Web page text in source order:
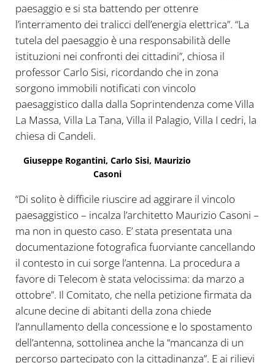
paesaggio e si sta battendo per ottenre
l’interramento dei tralicci dell’energia elettrica”. “La
tutela del paesaggio è una responsabilità delle
istituzioni nei confronti dei cittadini”, chiosa il
professor Carlo Sisi, ricordando che in zona
sorgono immobili notificati con vincolo
paesaggistico dalla dalla Soprintendenza come Villa
La Massa, Villa La Tana, Villa il Palagio, Villa I cedri, la
chiesa di Candeli.
Giuseppe Rogantini, Carlo Sisi, Maurizio
Casoni
“Di solito è difficile riuscire ad aggirare il vincolo
paesaggistico – incalza l’architetto Maurizio Casoni –
ma non in questo caso. E’ stata presentata una
documentazione fotografica fuorviante cancellando
il contesto in cui sorge l’antenna. La procedura a
favore di Telecom è stata velocissima: da marzo a
ottobre”. Il Comitato, che nella petizione firmata da
alcune decine di abitanti della zona chiede
l’annullamento della concessione e lo spostamento
dell’antenna, sottolinea anche la “mancanza di un
percorso partecipato con la cittadinanza”. E ai rilievi